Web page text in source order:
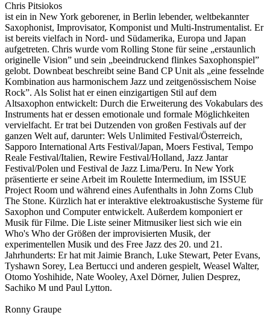
Chris Pitsiokos
ist ein in New York geborener, in Berlin lebender, weltbekannter
Saxophonist, Improvisator, Komponist und Multi-Instrumentalist. Er
ist bereits vielfach in Nord- und Südamerika, Europa und Japan
aufgetreten. Chris wurde vom Rolling Stone für seine „erstaunlich
originelle Vision” und sein „beeindruckend flinkes Saxophonspiel”
gelobt. Downbeat beschreibt seine Band CP Unit als „eine fesselnde
Kombination aus harmonischem Jazz und zeitgenössischem Noise
Rock”. Als Solist hat er einen einzigartigen Stil auf dem
Altsaxophon entwickelt: Durch die Erweiterung des Vokabulars des
Instruments hat er dessen emotionale und formale Möglichkeiten
vervielfacht. Er trat bei Dutzenden von großen Festivals auf der
ganzen Welt auf, darunter: Wels Unlimited Festival/Österreich,
Sapporo International Arts Festival/Japan, Moers Festival, Tempo
Reale Festival/Italien, Rewire Festival/Holland, Jazz Jantar
Festival/Polen und Festival de Jazz Lima/Peru. In New York
präsentierte er seine Arbeit im Roulette Intermedium, im ISSUE
Project Room und während eines Aufenthalts in John Zorns Club
The Stone. Kürzlich hat er interaktive elektroakustische Systeme für
Saxophon und Computer entwickelt. Außerdem komponiert er
Musik für Filme. Die Liste seiner Mitmusiker liest sich wie ein
Who's Who der Größen der improvisierten Musik, der
experimentellen Musik und des Free Jazz des 20. und 21.
Jahrhunderts: Er hat mit Jaimie Branch, Luke Stewart, Peter Evans,
Tyshawn Sorey, Lea Bertucci und anderen gespielt, Weasel Walter,
Otomo Yoshihide, Nate Wooley, Axel Dörner, Julien Desprez,
Sachiko M und Paul Lytton.
Ronny Graupe